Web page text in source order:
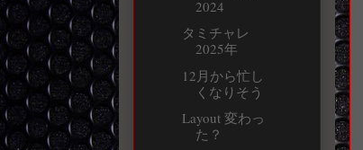
2024
タミチャレ
2025年
12月から忙し
くなりそう
Layout 変わっ
た？